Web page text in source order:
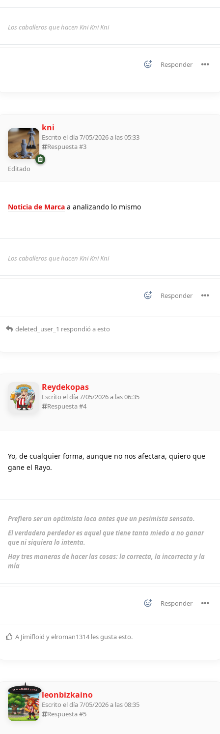
Los caballeros que hacen Kni Kni Kni
Responder
kni
Escrito el día 7/05/2026 a las 05:33
Respuesta #3
Editado
Noticia de Marca a analizando lo mismo
Los caballeros que hacen Kni Kni Kni
Responder
deleted_user_1 respondió a esto
Reydekopas
Escrito el día 7/05/2026 a las 06:35
Respuesta #4
Yo, de cualquier forma, aunque no nos afectara, quiero que
gane el Rayo.
Prefiero ser un optimista loco antes que un pesimista sensato.
El verdadero perdedor es aquel que tiene tanto miedo a no ganar
que ni siquiera lo intenta.
Hay tres maneras de hacer las cosas: la correcta, la incorrecta y la
mía
Responder
A Jimifloid yelroman1314 les gusta esto.
11 ALDEANOS 2026 leonbizkaino
Escrito el día 7/05/2026 a las 08:35
Respuesta #5